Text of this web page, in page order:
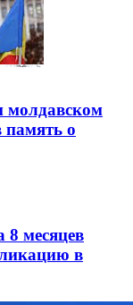
молдавском
память о
месяцев
в